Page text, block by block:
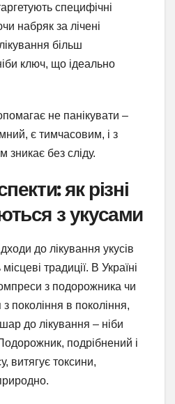
специфічні
набряк за лічені
більш
ключ, що ідеально
не панікувати –
є тимчасовим, і з
зникає без сліду.
як різні
з укусами
до лікування укусів
традиції. В Україні
з подорожника чи
покоління в покоління,
до лікування – ніби
подрібнений і
витягує токсини,